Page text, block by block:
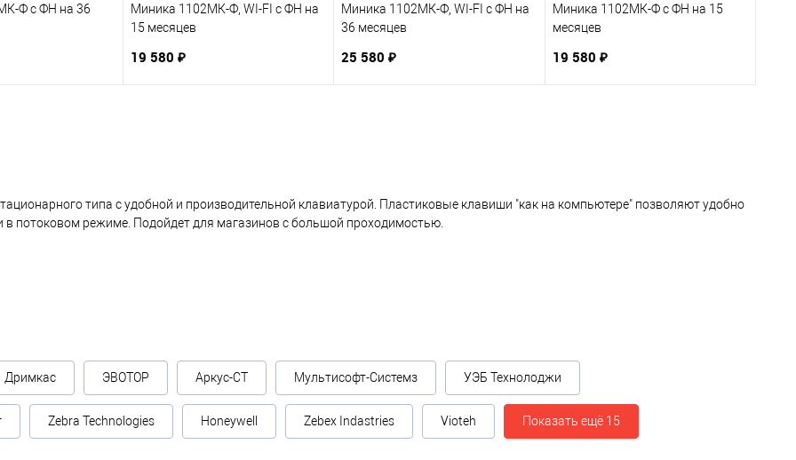
Ф с ФН на 36
Миника 1102МК-Ф, WI-FI с ФН на
15 месяцев
19 580 ₽
Миника 1102МК-Ф, WI-FI с ФН на
36 месяцев
25 580 ₽
Миника 1102МК-Ф с ФН на 15
месяцев
19 580 ₽
типа с удобной и производительной клавиатурой. Пластиковые клавиши "как на компьютере" позволяют удобно
в потоковом режиме. Подойдет для магазинов с большой проходимостью.
Дримкас ЭВОТОР Аркус-СТ Мультисофт-Системз УЭБ Технолоджи
Zebra Technologies Honeywell Zebex Indastries Vioteh Показать ещё 15